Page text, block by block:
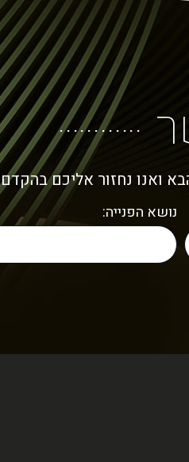
ואנו נחזור אליכם בהקדם
נושא הפנייה: